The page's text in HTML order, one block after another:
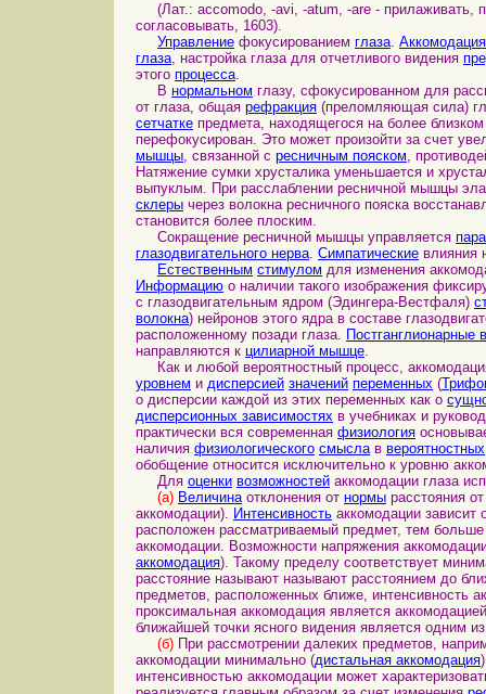
(Лат.: accomodo, -avi, -atum, -are - прилаживать,
согласовывать, 1603).
Управление фокусированием глаза. Аккомодация
глаза, настройка глаза для отчетливого видения
этого процесса.
В нормальном глазу, сфокусированном для
от глаза, общая рефракция (преломляющая сила)
сетчатке предмета, находящегося на более
перефокусирован. Это может произойти за счет
мышцы, связанной с ресничным пояском,
Натяжение сумки хрусталика уменьшается и
выпуклым. При расслаблении ресничной мышцы
склеры через волокна ресничного пояска
становится более плоским.
Сокращение ресничной мышцы управляется
глазодвигательного нерва. Симпатические влияния
Естественным стимулом для изменения
Информацию о наличии такого изображения
с глазодвигательным ядром (Эдингера-Вестфаля)
волокна) нейронов этого ядра в составе
расположенному позади глаза. Постганглионарные
направляются к цилиарной мышце.
Как и любой вероятностный процесс,
уровнем и дисперсией значений переменных (
о дисперсии каждой из этих переменных как о
дисперсионных зависимостях в учебниках и
практически вся современная физиология
наличия физиологического смыслав вероятностных
обобщение относится исключительно к уровню
Для оценки возможностей аккомодации глаза
(а) Величинаотклонения от нормы расстояния
аккомодации). Интенсивность аккомодации зависит
расположен рассматриваемый предмет, тем
аккомодации. Возможности напряжения
аккомодация). Такому пределу соответствует
расстояние называют называют расстоянием до
предметов, расположенных ближе, интенсивность
проксимальная аккомодация является
ближайшей точки ясного видения является одним
(б) При рассмотрении далеких предметов,
аккомодации минимально (дистальная аккомодация
интенсивностью аккомодации может